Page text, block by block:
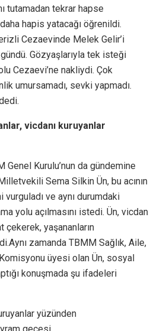
tutamadan tekrar hapse
hapis yatacağı öğrenildi.
Cezaevinde Melek Gelir’i
Gözyaşlarıyla tek isteği
Cezaevi’ne nakliydi. Çok
umursamadı, sevki yapmadı.
vicdanı kuruyanlar
Genel Kurulu’nun da gündemine
Sema Silkin Ün, bu acının
vurguladı ve aynı durumdaki
yolu açılmasını istedi. Ün, vicdan
çekerek, yaşananların
zamanda TBMM Sağlık, Aile,
üyesi olan Ün, sosyal
konuşmada şu ifadeleri
yüzünden